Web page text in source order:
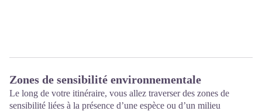
Zones de sensibilité environnementale
Le long de votre itinéraire, vous allez traverser des zones de
sensibilité liées à la présence d’une espèce ou d’un milieu